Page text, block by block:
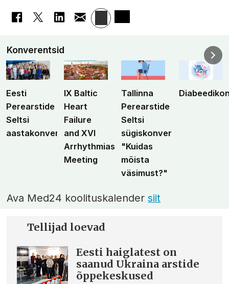
Konverentsid
Eesti
Perearstide
Seltsi
aastakonverents
IX Baltic
Heart
Failure
and XVI
Arrhythmias
Meeting
Tallinna
Perearstide
Seltsi
sügiskonverents
"Kuidas
mõista
väsimust?"
Ava Med24 koolituskalendersiit
Tellijad loevad
Eesti haiglatest on
saanud Ukraina arstide
õppekeskused